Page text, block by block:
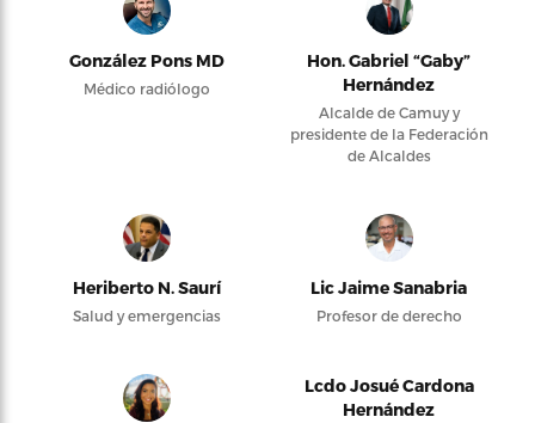
González Pons MD
Médico radiólogo
Hon. Gabriel “Gaby”
Hernández
Alcalde de Camuy y
presidente de la Federación
de Alcaldes
Heriberto N. Saurí
Salud y emergencias
Lic Jaime Sanabria
Profesor de derecho
Lcdo Josué Cardona
Hernández